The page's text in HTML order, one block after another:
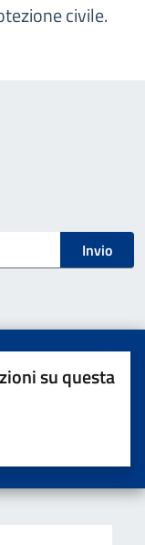
civile.
Invio
su questa